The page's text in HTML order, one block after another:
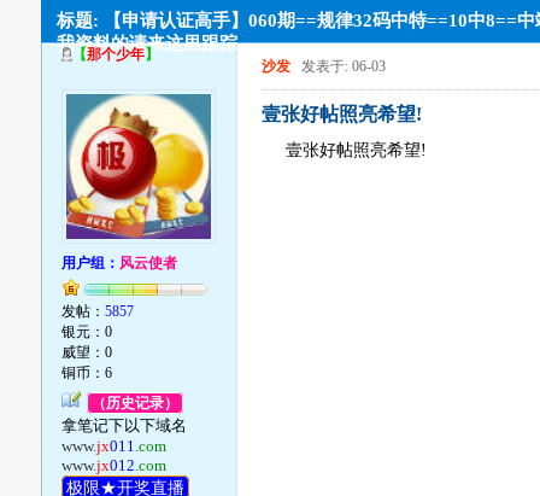
标题: 【申请认证高手】060期==规律32码中特==10中8==
我资料的请来这里跟踪
【那个少年】
用户组： 风云使者
发帖：5857
银元：0
威望：0
铜币：6
（历史记录）
拿笔记下以下域名
www.jx011.com
www.jx012.com
极限★开奖直播
沙发 发表于: 06-03
壹张好帖照亮希望!
壹张好帖照亮希望!